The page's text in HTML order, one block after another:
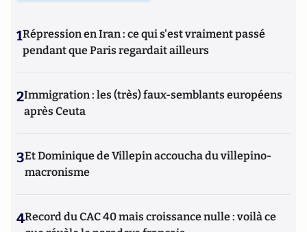
1Répression en Iran : ce qui s'est vraiment passé
pendant que Paris regardait ailleurs
2Immigration : les (très) faux-semblants européens
après Ceuta
3Et Dominique de Villepin accoucha du villepino-
macronisme
4Record du CAC 40 mais croissance nulle : voilà ce